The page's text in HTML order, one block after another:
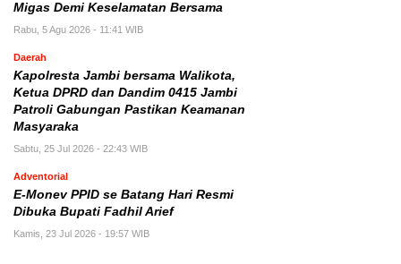
Migas Demi Keselamatan Bersama
Rabu, 5 Agu 2026 - 11:41 WIB
Daerah
Kapolresta Jambi bersama Walikota,
Ketua DPRD dan Dandim 0415 Jambi
Patroli Gabungan Pastikan Keamanan
Masyaraka
Sabtu, 25 Jul 2026 - 22:43 WIB
Adventorial
E-Monev PPID se Batang Hari Resmi
Dibuka Bupati Fadhil Arief
Kamis, 23 Jul 2026 - 19:57 WIB